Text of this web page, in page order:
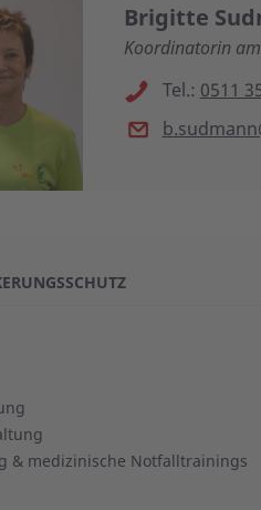
Brigitte
Koordinatorin
Tel.: 0511
& medizinische Notfalltrainings